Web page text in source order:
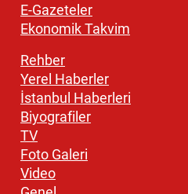
E-Gazeteler
Ekonomik Takvim
Rehber
Yerel Haberler
İstanbul Haberleri
Biyografiler
TV
Foto Galeri
Video